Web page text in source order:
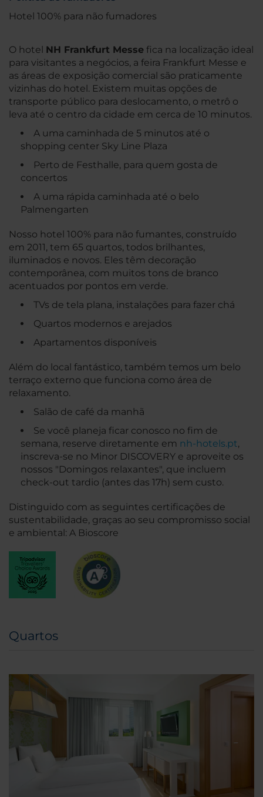
Hotel 100% para não fumadores
O hotel NH Frankfurt Messe fica na localização ideal
para visitantes a negócios, a feira Frankfurt Messe e
as áreas de exposição comercial são praticamente
vizinhas do hotel. Existem muitas opções de
transporte público para deslocamento, o metrô o
leva até o centro da cidade em cerca de 10 minutos.
A uma caminhada de 5 minutos até o
shopping center Sky Line Plaza
Perto de Festhalle, para quem gosta de
concertos
A uma rápida caminhada até o belo
Palmengarten
Nosso hotel 100% para não fumantes, construído
em 2011, tem 65 quartos, todos brilhantes,
iluminados e novos. Eles têm decoração
contemporânea, com muitos tons de branco
acentuados por pontos em verde.
TVs de tela plana, instalações para fazer chá
Quartos modernos e arejados
Apartamentos disponíveis
Além do local fantástico, também temos um belo
terraço externo que funciona como área de
relaxamento.
Salão de café da manhã
Se você planeja ficar conosco no fim de
semana, reserve diretamente em nh-hotels.pt,
inscreva-se no Minor DISCOVERY e aproveite os
nossos "Domingos relaxantes", que incluem
check-out tardio (antes das 17h) sem custo.
Distinguido com as seguintes certificações de
sustentabilidade, graças ao seu compromisso social
e ambiental: A Bioscore
Quartos